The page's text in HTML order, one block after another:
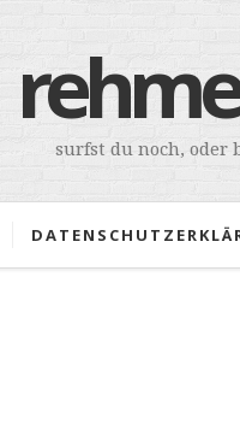
surfst du noch, oder